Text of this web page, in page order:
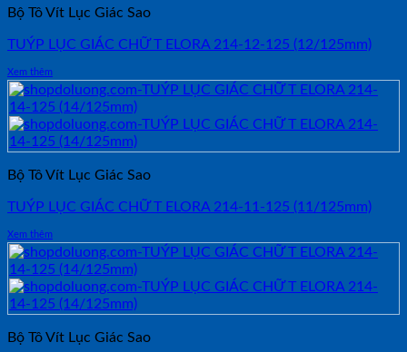
Bộ Tô Vít Lục Giác Sao
TUÝP LỤC GIÁC CHỮ T ELORA 214-12-125 (12/125mm)
Xem thêm
Bộ Tô Vít Lục Giác Sao
TUÝP LỤC GIÁC CHỮ T ELORA 214-11-125 (11/125mm)
Xem thêm
Bộ Tô Vít Lục Giác Sao